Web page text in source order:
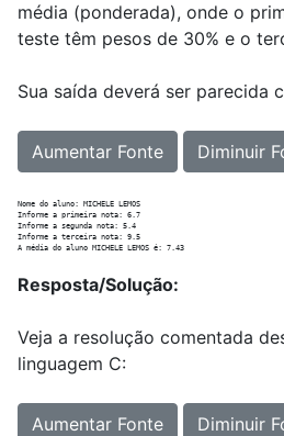
média (ponderada), onde o
teste têm pesos de 30% e o
Sua saída deverá ser parecida
Aumentar Fonte Diminuir
Nome do aluno: MICHELE LEMOS
Informe a primeira nota: 6.7
Informe a segunda nota: 5.4
Informe a terceira nota: 9.5
Resposta/Solução:
Veja a resolução comentada
linguagem C:
Aumentar Fonte Diminuir